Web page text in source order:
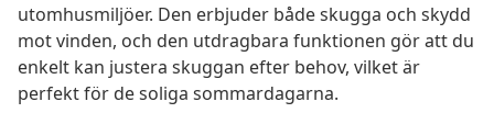
utomhusmiljöer. Den erbjuder både skugga och skydd
mot vinden, och den utdragbara funktionen gör att du
enkelt kan justera skuggan efter behov, vilket är
perfekt för de soliga sommardagarna.